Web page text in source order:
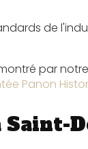
de
par
Panon
Saint-